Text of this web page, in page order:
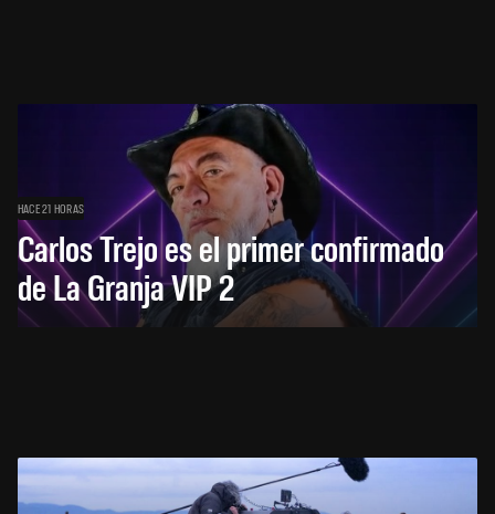
HACE 21 HORAS
Carlos Trejo es el primer confirmado
de La Granja VIP 2